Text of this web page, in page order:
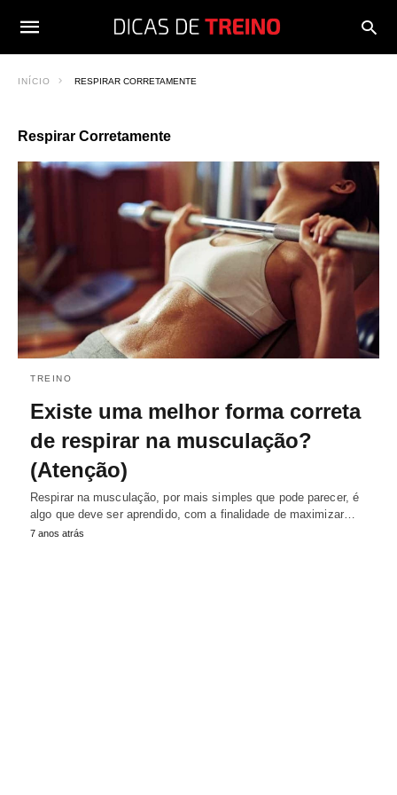
INÍCIO RESPIRAR CORRETAMENTE
Respirar Corretamente
TREINO
Existe uma melhor forma correta
de respirar na musculação?
(Atenção)
Respirar na musculação, por mais simples que pode parecer, é
algo que deve ser aprendido, com a finalidade de maximizar…
7 anos atrás